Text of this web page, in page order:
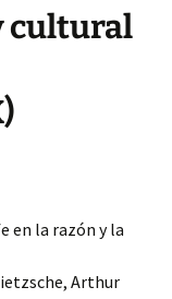
cultural
en la razón y la
Arthur